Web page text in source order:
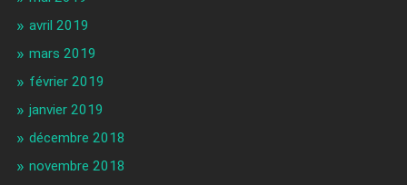
avril 2019
mars 2019
février 2019
janvier 2019
décembre 2018
novembre 2018